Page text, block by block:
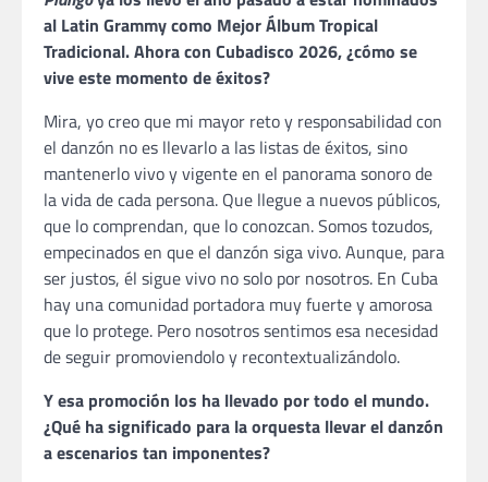
al Latin Grammy como Mejor Álbum Tropical
Tradicional. Ahora con Cubadisco 2026, ¿cómo se
vive este momento de éxitos?
Mira, yo creo que mi mayor reto y responsabilidad con
el danzón no es llevarlo a las listas de éxitos, sino
mantenerlo vivo y vigente en el panorama sonoro de
la vida de cada persona. Que llegue a nuevos públicos,
que lo comprendan, que lo conozcan. Somos tozudos,
empecinados en que el danzón siga vivo. Aunque, para
ser justos, él sigue vivo no solo por nosotros. En Cuba
hay una comunidad portadora muy fuerte y amorosa
que lo protege. Pero nosotros sentimos esa necesidad
de seguir promoviendolo y recontextualizándolo.
Y esa promoción los ha llevado por todo el mundo.
¿Qué ha significado para la orquesta llevar el danzón
a escenarios tan imponentes?